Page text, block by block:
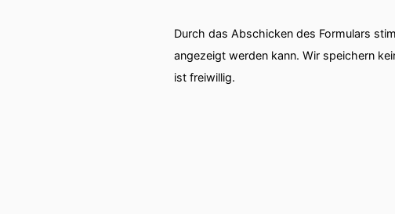
Durch das Abschicken des Formulars
angezeigt werden kann. Wir speichern
ist freiwillig.